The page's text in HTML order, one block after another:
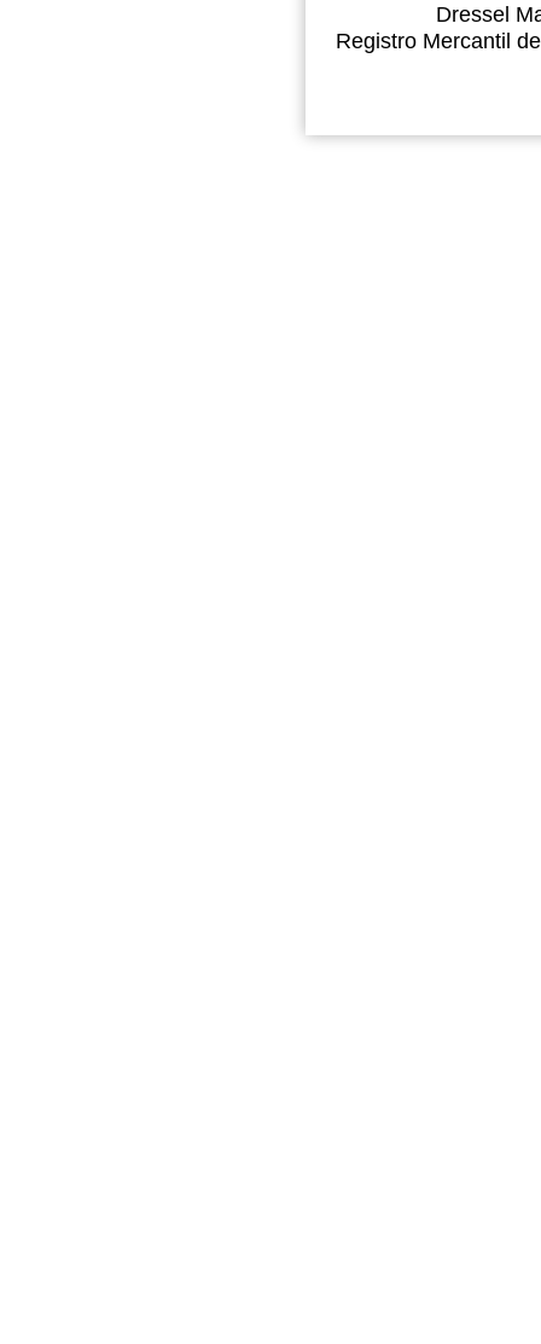
Dressel
Registro Mercantil